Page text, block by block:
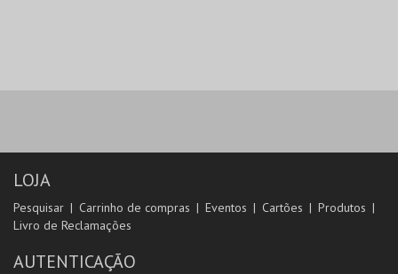
LOJA
Pesquisar Carrinho de compras Eventos Cartões
Produtos
Livro de Reclamações
AUTENTICAÇÃO